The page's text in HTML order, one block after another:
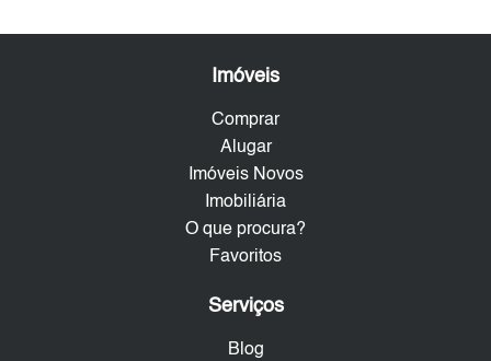
Imóveis
Comprar
Alugar
Imóveis Novos
Imobiliária
O que procura?
Favoritos
Serviços
Blog